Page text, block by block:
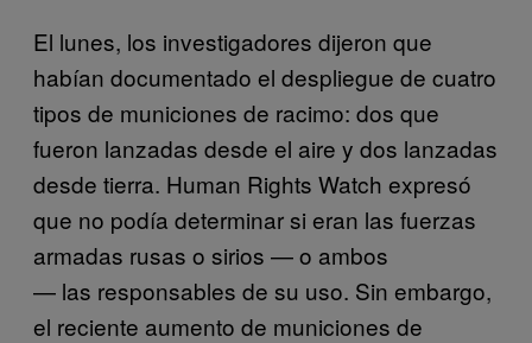
El lunes, los investigadores dijeron que
habían documentado el despliegue de cuatro
tipos de municiones de racimo: dos que
fueron lanzadas desde el aire y dos lanzadas
desde tierra. Human Rights Watch expresó
que no podía determinar si eran las fuerzas
armadas rusas o sirios — o ambos
— las responsables de su uso. Sin embargo,
el reciente aumento de municiones de